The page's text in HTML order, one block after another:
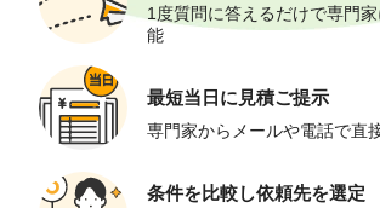
1度質問に答えるだけで専門
能
最短当日に 見積ご提示
専門家からメールや電話で直
条件を比較し依頼先を選定